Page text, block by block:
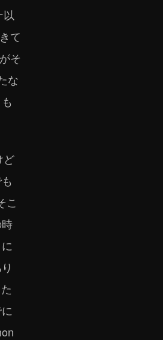
て
そ
な
ど
こ